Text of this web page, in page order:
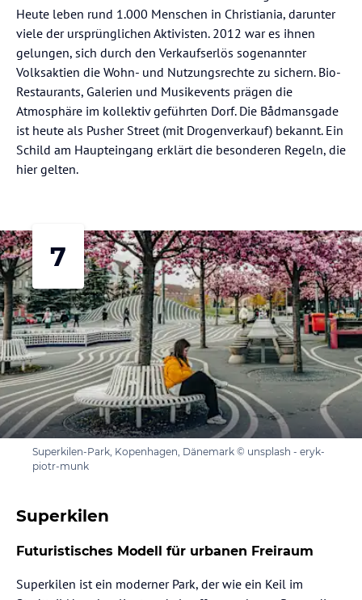
Heute leben rund 1.000 Menschen in Christiania, darunter
viele der ursprünglichen Aktivisten. 2012 war es ihnen
gelungen, sich durch den Verkaufserlös sogenannter
Volksaktien die Wohn- und Nutzungsrechte zu sichern. Bio-
Restaurants, Galerien und Musikevents prägen die
Atmosphäre im kollektiv geführten Dorf. Die Bådmansgade
ist heute als Pusher Street (mit Drogenverkauf) bekannt. Ein
Schild am Haupteingang erklärt die besonderen Regeln, die
hier gelten.
7
Superkilen-Park, Kopenhagen, Dänemark © unsplash - eryk-
piotr-munk
Superkilen
Futuristisches Modell für urbanen Freiraum
Superkilen ist ein moderner Park, der wie ein Keil im